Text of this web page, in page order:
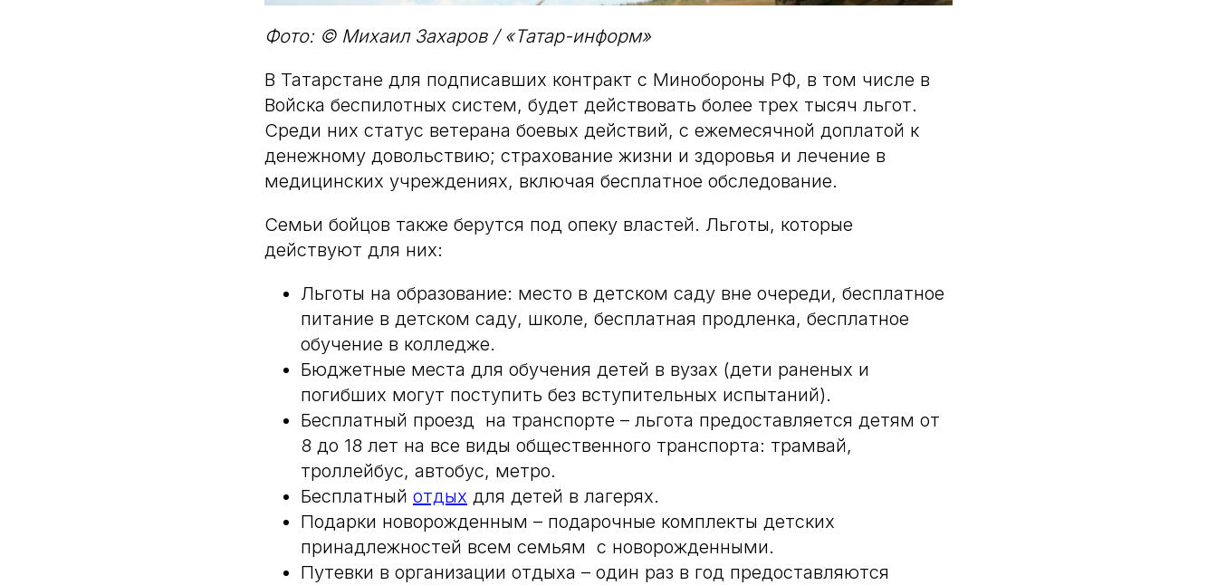
Фото: © Михаил Захаров / «Татар-информ»
В Татарстане для подписавших контракт с Минобороны РФ, в том числе в
Войска беспилотных систем, будет действовать более трех тысяч льгот.
Среди них статус ветерана боевых действий, с ежемесячной доплатой к
денежному довольствию; страхование жизни и здоровья и лечение в
медицинских учреждениях, включая бесплатное обследование.
Семьи бойцов также берутся под опеку властей. Льготы, которые
действуют для них:
Льготы на образование: место в детском саду вне очереди, бесплатное
питание в детском саду, школе, бесплатная продленка, бесплатное
обучение в колледже.
Бюджетные места для обучения детей в вузах (дети раненых и
погибших могут поступить без вступительных испытаний).
Бесплатный проезд на транспорте – льгота предоставляется детям от
8 до 18 лет на все виды общественного транспорта: трамвай,
троллейбус, автобус, метро.
Бесплатный отдых для детей в лагерях.
Подарки новорожденным – подарочные комплекты детских
принадлежностей всем семьям с новорожденными.
Путевки в организации отдыха – один раз в год предоставляются